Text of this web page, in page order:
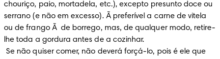
chouriço, paio, mortadela, etc.), excepto presunto doce ou
serrano (e não em excesso). Ã preferível a carne de vitela
ou de frango Ã  de borrego, mas, de qualquer modo, retire-
lhe toda a gordura antes de a cozinhar.
Se não quiser comer, não deverá forçá-lo, pois é ele que